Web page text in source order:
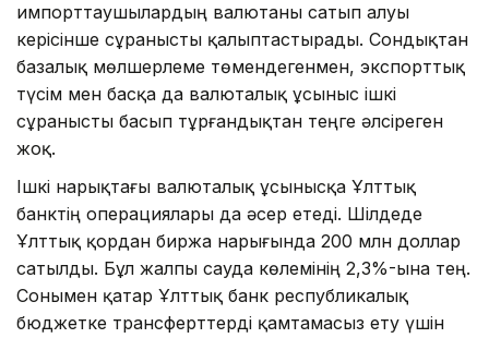
импорттаушылардың валютаны сатып алуы
керісінше сұранысты қалыптастырады. Сондықтан
базалық мөлшерлеме төмендегенмен, экспорттық
түсім мен басқа да валюталық ұсыныс ішкі
сұранысты басып тұрғандықтан теңге әлсіреген
жоқ.
Ішкі нарықтағы валюталық ұсынысқа Ұлттық
банктің операциялары да әсер етеді. Шілдеде
Ұлттық қордан биржа нарығында 200 млн доллар
сатылды. Бұл жалпы сауда көлемінің 2,3%-ына тең.
Сонымен қатар Ұлттық банк республикалық
бюджетке трансферттерді қамтамасыз ету үшін